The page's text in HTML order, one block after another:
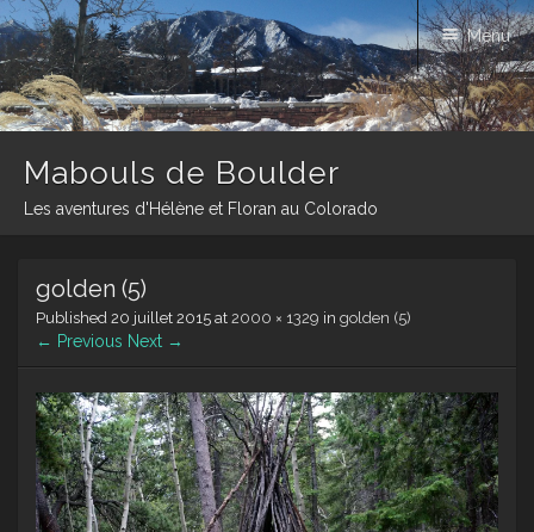
Mabouls de Boulder
Les aventures d'Hélène et Floran au Colorado
Menu
content
golden (5)
Published 20 juillet 2015 at 2000 × 1329 in golden (5)
← Previous Next →